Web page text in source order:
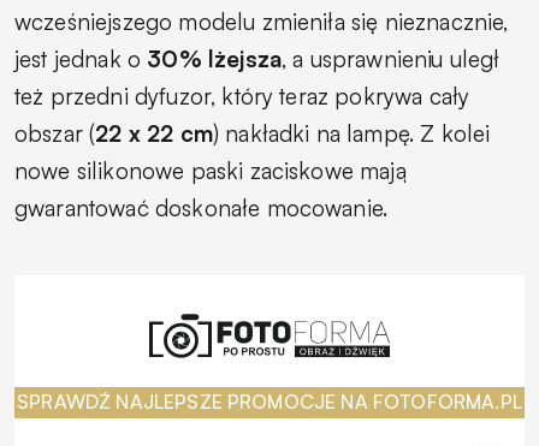
wcześniejszego modelu zmieniła się nieznacznie,
jest jednak o 30% lżejsza, a usprawnieniu uległ
też przedni dyfuzor, który teraz pokrywa cały
obszar (22 x 22 cm) nakładki na lampę. Z kolei
nowe silikonowe paski zaciskowe mają
gwarantować doskonałe mocowanie.
SPRAWDŹ NAJLEPSZE PROMOCJE NA FOTOFORMA.PL